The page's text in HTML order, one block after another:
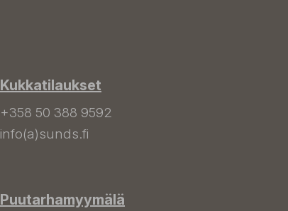
Kukkatilaukset
+358 50 388 9592
info(a)sunds.fi
Puutarhamyymälä